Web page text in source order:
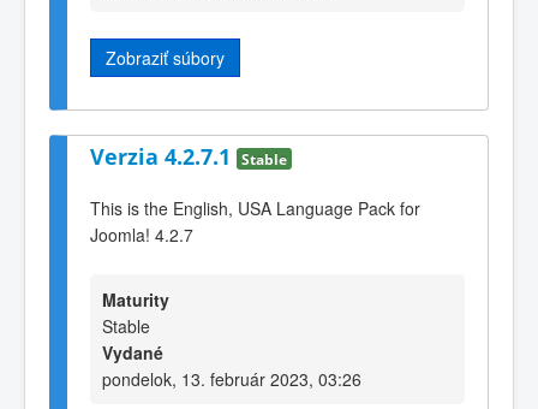
Zobraziť súbory
Verzia 4.2.7.1 Stable
This is the English, USA Language Pack for
Joomla! 4.2.7
Maturity
Stable
Vydané
pondelok, 13. február 2023, 03:26